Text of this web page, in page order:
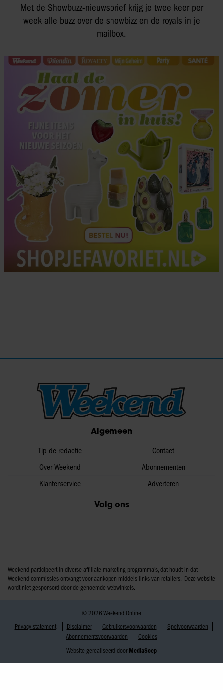
Met de Showbuzz-nieuwsbrief krijg je twee keer per
week alle buzz over de showbizz en de royals in je
mailbox.
Algemeen
Tip de redactie
Over Weekend
Klantenservice
Contact
Abonnementen
Adverteren
Volg ons
Weekend participeert in diverse affiliate marketing programma’s, dat houdt in dat
Weekend commissies ontvangt voor aankopen middels links van retailers. Deze website
wordt niet gesponsord door de genoemde webwinkels.
© 2026 Weekend Online
Privacy statement
Disclaimer Gebruikersvoorwaarden
Spelvoorwaarden
Abonnementsvoorwaarden
Cookies
Website gerealiseerd door MediaSoep